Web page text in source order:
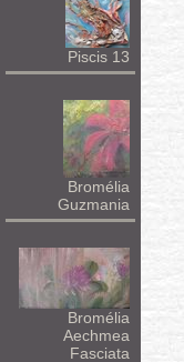
Piscis 13
Bromélia
Guzmania
Bromélia
Aechmea
Fasciata